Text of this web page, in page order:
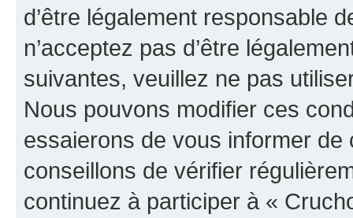
d’être légalement responsable
n’acceptez pas d’être
suivantes, veuillez ne pas
Nous pouvons modifier ces
essaierons de vous informer
conseillons de vérifier
continuez à participer à «